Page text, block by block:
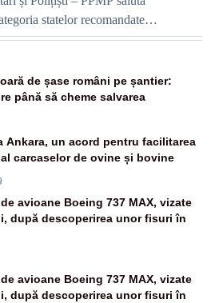
statelor recomandate
agenții internaționale de rating.
de șase români pe șantier:
până să cheme salvarea
Ankara, un acord pentru facilitarea
carcaselor de ovine și bovine
avioane Boeing 737 MAX, vizate
după descoperirea unor fisuri în
avioane Boeing 737 MAX, vizate
după descoperirea unor fisuri în